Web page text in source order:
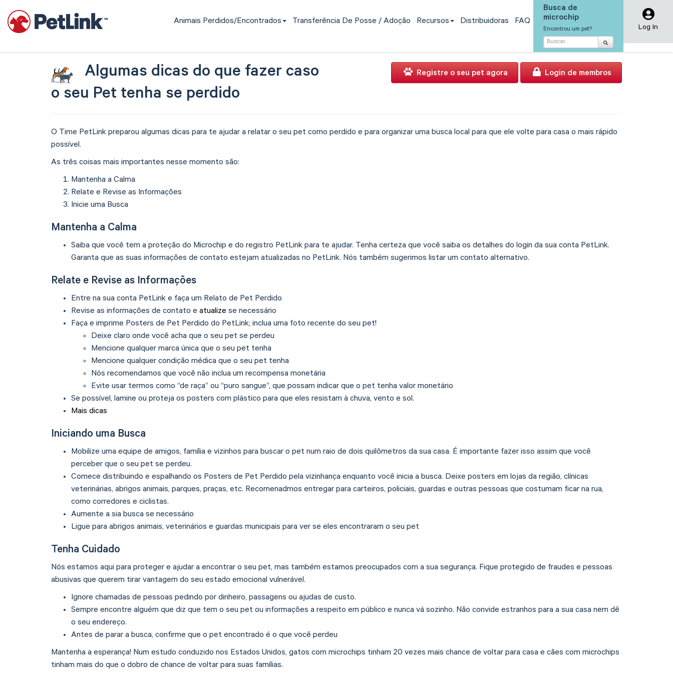
Animais Perdidos/encontrados Transferência De Posse / Adoção Recursos Distribuidoras FAQ
Busca de
microchip
Encontrou um pet? Log In
Algumas dicas do que fazer caso
o seu Pet tenha se perdido
Registre o seu pet agora Login de membros
O Time PetLink preparou algumas dicas para te ajudar a relatar o seu pet como perdido e para organizar uma busca local para que ele volte para casa o mais rápido
possível.
As três coisas mais importantes nesse momento são:
Mantenha a Calma
Relate e Revise as Informações
Inicie uma Busca
Mantenha a Calma
Saiba que você tem a proteção do Microchip e do registro PetLink para te ajudar. Tenha certeza que você saiba os detalhes do login da sua conta PetLink.
Garanta que as suas informações de contato estejam atualizadas no PetLink. Nós também sugerimos listar um contato alternativo.
Relate e Revise as Informações
Entre na sua conta PetLink e faça um Relato de Pet Perdido
Revise as informações de contato e atualize se necessário
Faça e imprime Posters de Pet Perdido do PetLink; inclua uma foto recente do seu pet!
Deixe claro onde você acha que o seu pet se perdeu
Mencione qualquer marca única que o seu pet tenha
Mencione qualquer condição médica que o seu pet tenha
Nós recomendamos que você não inclua um recompensa monetária
Evite usar termos como “de raça” ou “puro sangue”, que possam indicar que o pet tenha valor monetário
Se possível, lamine ou proteja os posters com plástico para que eles resistam à chuva, vento e sol.
Mais dicas
Iniciando uma Busca
Mobilize uma equipe de amigos, família e vizinhos para buscar o pet num raio de dois quilômetros da sua casa. É importante fazer isso assim que você
perceber que o seu pet se perdeu.
Comece distribuindo e espalhando os Posters de Pet Perdido pela vizinhança enquanto você inicia a busca. Deixe posters em lojas da região, clínicas
veterinárias, abrigos animais, parques, praças, etc. Recomenadmos entregar para carteiros, policiais, guardas e outras pessoas que costumam ficar na rua,
como corredores e ciclistas.
Aumente a sia busca se necessário
Ligue para abrigos animais, veterinários e guardas municipais para ver se eles encontraram o seu pet
Tenha Cuidado
Nós estamos aqui para proteger e ajudar a encontrar o seu pet, mas também estamos preocupados com a sua segurança. Fique protegido de fraudes e pessoas
abusivas que querem tirar vantagem do seu estado emocional vulnerável.
Ignore chamadas de pessoas pedindo por dinheiro, passagens ou ajudas de custo.
Sempre encontre alguém que diz que tem o seu pet ou informações a respeito em público e nunca vá sozinho. Não convide estranhos para a sua casa nem dê
o seu endereço.
Antes de parar a busca, confirme que o pet encontrado é o que você perdeu
Mantenha a esperança! Num estudo conduzido nos Estados Unidos, gatos com microchips tinham 20 vezes mais chance de voltar para casa e cães com microchips
tinham mais do que o dobro de chance de voltar para suas famílias.